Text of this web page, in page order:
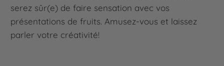
serez sûr(e) de faire sensation avec vos
présentations de fruits. Amusez-vous et laissez
parler votre créativité!